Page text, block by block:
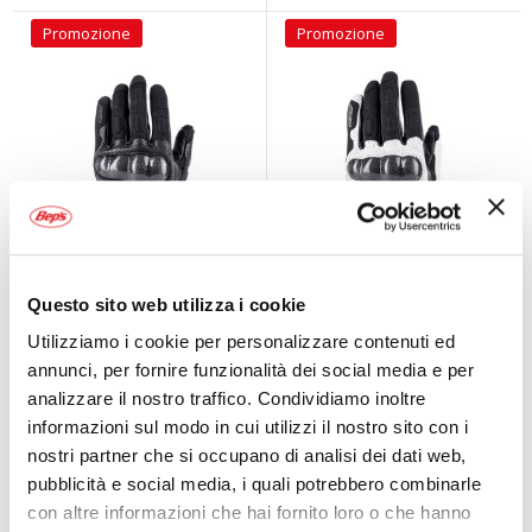
Questo sito web utilizza i cookie
Utilizziamo i cookie per personalizzare contenuti ed
annunci, per fornire funzionalità dei social media e per
analizzare il nostro traffico. Condividiamo inoltre
informazioni sul modo in cui utilizzi il nostro sito con i
nostri partner che si occupano di analisi dei dati web,
pubblicità e social media, i quali potrebbero combinarle
con altre informazioni che hai fornito loro o che hanno
Promozione
Guanti in pelle e
AXO
59,95 € 45,95 € -23%
Spedizione gratuita!
Promozione
Guanti in pelle e
AXO
59,95 € 45,95 € -23%
Spedizione gratuita!
Promozione Prezzo speciale